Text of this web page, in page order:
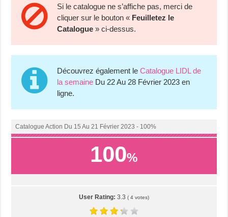
Si le catalogue ne s’affiche pas, merci de
cliquer sur le bouton « Feuilletez le
Catalogue » ci-dessus.
Découvrez également leCatalogue LIDL de
la semaine Du 22 Au 28 Février 2023 en
ligne.
Catalogue Action Du 15 Au 21 Février 2023 - 100%
100%
User Rating: 3.3 ( 4votes)